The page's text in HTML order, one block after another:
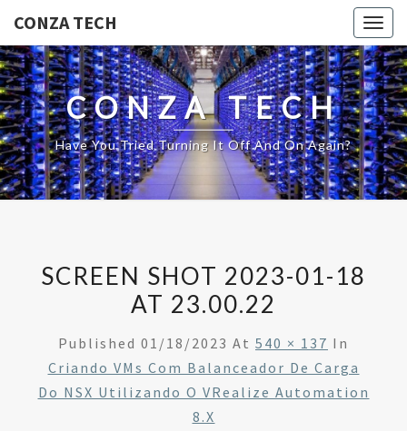
CONZA TECH
CONZA TECH
Have You Tried Turning It Off And On Again?
SCREEN SHOT 2023-01-18
AT 23.00.22
Published 01/18/2023 At 540 × 137 In
Criando VMs Com Balanceador De Carga
Do NSX Utilizando O VRealize Automation
8.x